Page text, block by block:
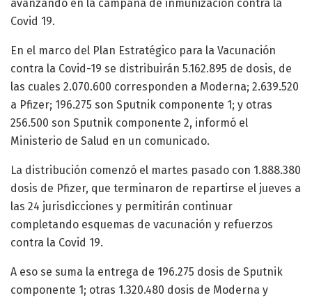
avanzando en la campaña de inmunización contra la
Covid 19.
En el marco del Plan Estratégico para la Vacunación
contra la Covid-19 se distribuirán 5.162.895 de dosis, de
las cuales 2.070.600 corresponden a Moderna; 2.639.520
a Pfizer; 196.275 son Sputnik componente 1; y otras
256.500 son Sputnik componente 2, informó el
Ministerio de Salud en un comunicado.
La distribución comenzó el martes pasado con 1.888.380
dosis de Pfizer, que terminaron de repartirse el jueves a
las 24 jurisdicciones y permitirán continuar
completando esquemas de vacunación y refuerzos
contra la Covid 19.
A eso se suma la entrega de 196.275 dosis de Sputnik
componente 1; otras 1.320.480 dosis de Moderna y